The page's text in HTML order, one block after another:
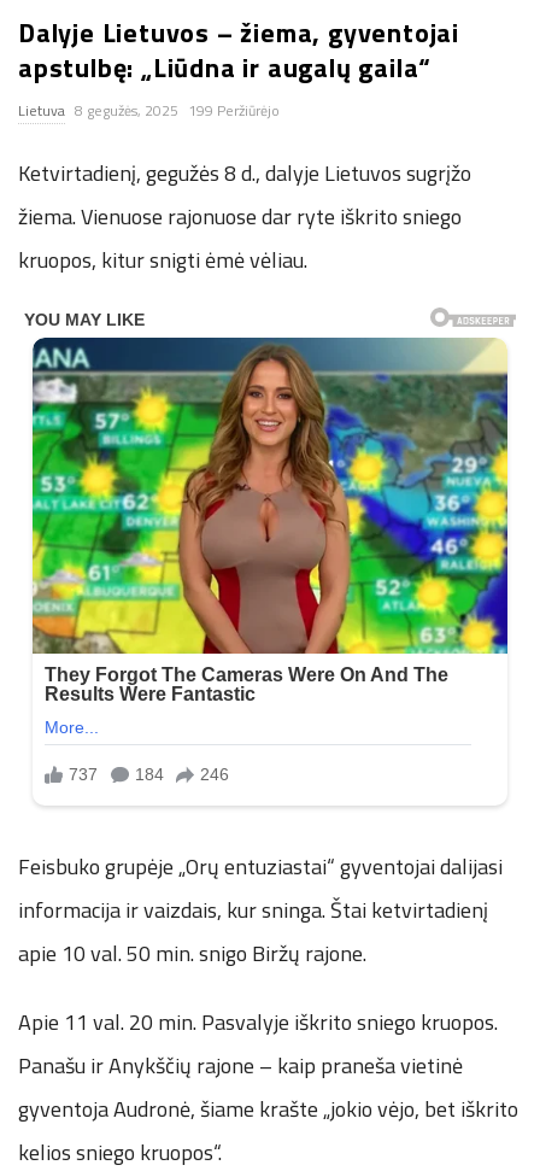
n
.
n
e
t
Dalyje Lietuvos – žiema, gyventojai
apstulbę: „Liūdna ir augalų gaila“
Lietuva 8 gegužės, 2025 199 Peržiūrėjo
Ketvirtadienį, gegužės 8 d., dalyje Lietuvos sugrįžo
žiema. Vienuose rajonuose dar ryte iškrito sniego
kruopos, kitur snigti ėmė vėliau.
Feisbuko grupėje „Orų entuziastai“ gyventojai dalijasi
informacija ir vaizdais, kur sninga. Štai ketvirtadienį
apie 10 val. 50 min. snigo Biržų rajone.
Apie 11 val. 20 min. Pasvalyje iškrito sniego kruopos.
Panašu ir Anykščių rajone – kaip praneša vietinė
gyventoja Audronė, šiame krašte „jokio vėjo, bet iškrito
kelios sniego kruopos“.